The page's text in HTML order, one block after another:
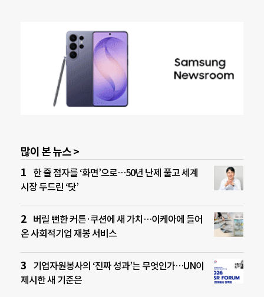
많이 본 뉴스 >
한 줄 점자를 ‘화면’으로…50년 난제 풀고 세계
시장 두드린 ‘닷’
버릴 뻔한 커튼·쿠션에 새 가치…이케아에 들어
온 사회적기업 재봉 서비스
기업자원봉사의 ‘진짜 성과’는 무엇인가…UN이
제시한 새 기준은